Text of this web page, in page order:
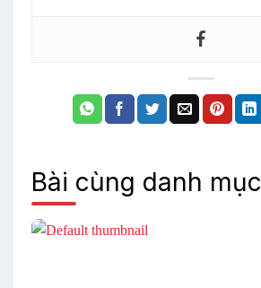
Bài cùng danh mục